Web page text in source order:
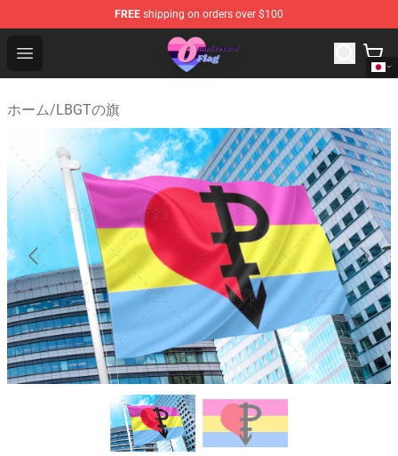
FREE shipping on orders over $100
Open menu
Omnisexual Flag Store - The Best Store of Omnisexual
ホーム/LBGTの旗